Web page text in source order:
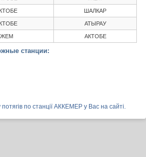
ШАЛКАР
АТЫРАУ
ЖЕМ АКТОБЕ
станции:
потягів по станції АККЕМЕР у Вас на сайті.